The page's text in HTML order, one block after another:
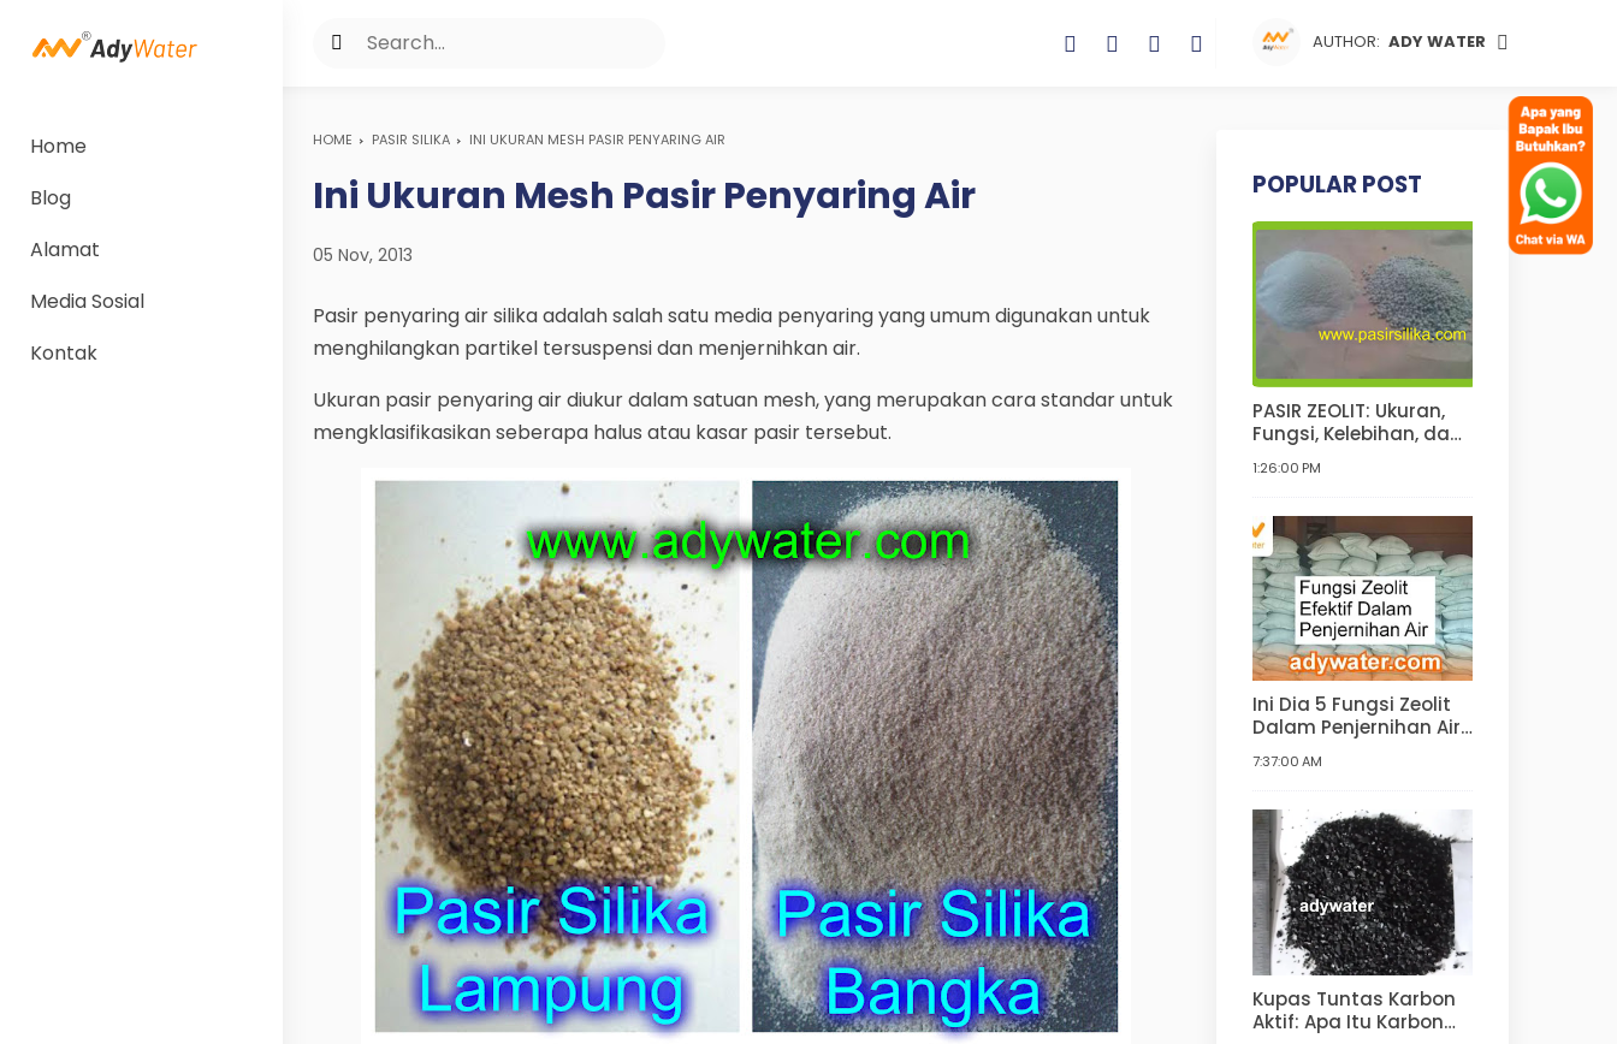
AUTHOR: ADY WATER
Home
Blog
Alamat
Media Sosial
Kontak
HOME PASIR SILIKA INI UKURAN MESH PASIR PENYARING AIR
Ini Ukuran Mesh Pasir Penyaring Air
05 Nov, 2013
Pasir penyaring air silika adalah salah satu media penyaring yang umum digunakan untuk
menghilangkan partikel tersuspensi dan menjernihkan air.
Ukuran pasir penyaring air diukur dalam satuan mesh, yang merupakan cara standar untuk
mengklasifikasikan seberapa halus atau kasar pasir tersebut.
POPULAR POST
PASIR ZEOLIT: Ukuran,
Fungsi, Kelebihan, dan
Zeolit Untuk Kucing,
1:26:00 PM
Ini Dia 5 Fungsi Zeolit
Dalam Penjernihan Air!
Kegunaan Zeolit
dalam Pengolahan Air
Water Softener
7:37:00 AM
Kupas Tuntas Karbon
Aktif: Apa Itu Karbon